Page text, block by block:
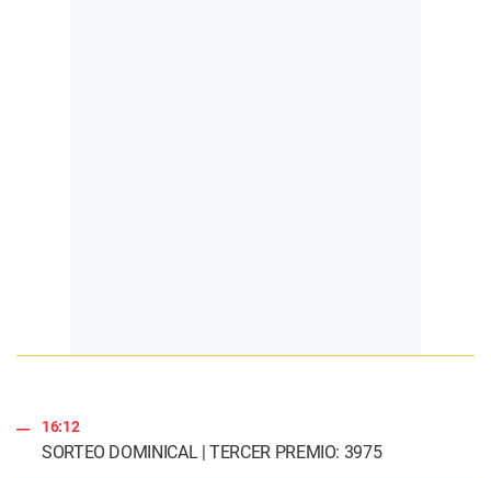
16:12
SORTEO DOMINICAL | TERCER PREMIO: 3975